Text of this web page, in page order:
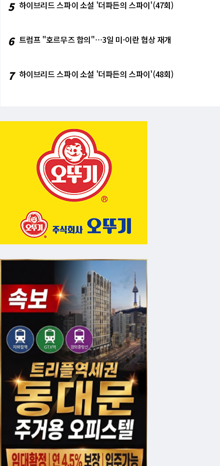
5 하이브리드 스파이 소설 '더파든의 스파이'(47회)
6 트럼프 "호르무즈 합의"⋯3일 미·이란 협상 재개
7 하이브리드 스파이 소설 '더파든의 스파이'(48회)